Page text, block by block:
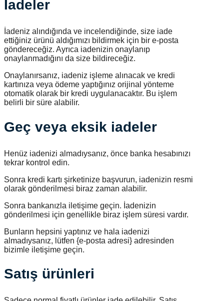
İadeler
İadeniz alındığında ve incelendiğinde, size iade
ettiğiniz ürünü aldığımızı bildirmek için bir e-posta
göndereceğiz. Ayrıca iadenizin onaylanıp
onaylanmadığını da size bildireceğiz.
Onaylanırsanız, iadeniz işleme alınacak ve kredi
kartınıza veya ödeme yaptığınız orijinal yönteme
otomatik olarak bir kredi uygulanacaktır. Bu işlem
belirli bir süre alabilir.
Geç veya eksik iadeler
Henüz iadenizi almadıysanız, önce banka hesabınızı
tekrar kontrol edin.
Sonra kredi kartı şirketinize başvurun, iadenizin resmi
olarak gönderilmesi biraz zaman alabilir.
Sonra bankanızla iletişime geçin. İadenizin
gönderilmesi için genellikle biraz işlem süresi vardır.
Bunların hepsini yaptınız ve hala iadenizi
almadıysanız, lütfen {e-posta adresi} adresinden
bizimle iletişime geçin.
Satış ürünleri